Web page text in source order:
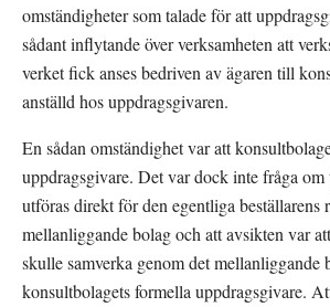
omständigheter som talade för att
sådant inflytande över verksamheten att
verket fick anses bedriven av ägaren till
anställd hos uppdragsgivaren.
En sådan omständighet var att
uppdragsgivare. Det var dock inte fråga om
utföras direkt för den egentliga beställarens
mellanliggande bolag och att avsikten var
skulle samverka genom det mellanliggande
konsultbolagets formella uppdragsgivare.